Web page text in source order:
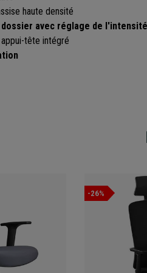
haute densité
dossier avec réglage de l'intensité
tête intégré
-26%